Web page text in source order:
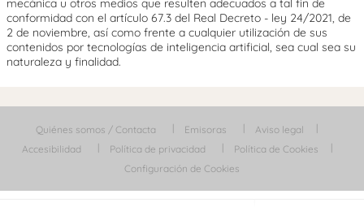
mecánica u otros medios que resulten adecuados a tal fin de
conformidad con el artículo 67.3 del Real Decreto - ley 24/2021, de
2 de noviembre, así como frente a cualquier utilización de sus
contenidos por tecnologías de inteligencia artificial, sea cual sea su
naturaleza y finalidad.
Quiénes somos / Contacta Emisoras
Aviso legal
Accesibilidad
Política de privacidad
Política de Cookies
Configuración de Cookies